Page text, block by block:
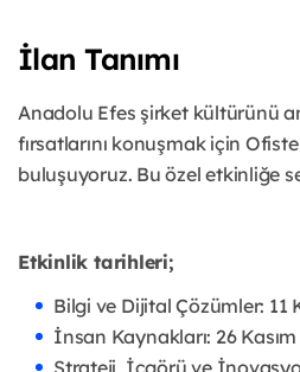
İlan Tanımı
Anadolu Efes şirket kültürünü
fırsatlarını konuşmak için
buluşuyoruz. Bu özel etkinliğe
Etkinlik tarihleri;
Bilgi ve Dijital Çözümler: 11
İnsan Kaynakları: 26